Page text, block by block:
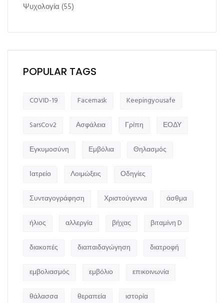
Ψυχολογία (55)
POPULAR TAGS
COVID-19 Facemask Keepingyousafe
SarsCov2 Ασφάλεια Γρίπη ΕΟΔΥ
Εγκυμοσύνη Εμβόλια Θηλασμός
Ιατρείο Λοιμώξεις Οδηγίες
Συνταγογράφηση Χριστούγεννα άσθμα
ήλιος αλλεργία βήχας βιταμίνη D
διακοπές διαπαιδαγώγηση διατροφή
εμβολιασμός εμβόλιο επικοινωνία
θάλασσα θεραπεία ιστορία